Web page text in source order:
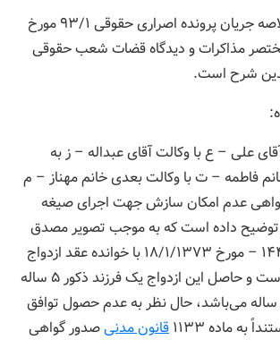
به گزارش مأوی، خلاصه جریان پرونده اصراری حقوقی ۹۳/۱ مورخ
مختصر مذاکرات و دیدگاه قضات شعب حقوقی
شرح است.
تاریخ ۱۷/۷/۸۹ آقای علی – ع با وکالت آقای عبداله – ز به
فاطمه – ت با وکالت بعدی خانم مهناز – م
عدم امکان سازش جهت اجرای صیغه
توضیح داده است که به موجب تصویر مصدق
عقدنامه شماره ۱۴۴۲۹ – مورخ ۱۸/۱/۱۳۷۳ با خوانده عقد ازدواج
دائم منعقد نموده است و حاصل این ازدواج یک فرزند ذکور ۵ ساله
و یک فرزند اناث ۱۴ ساله می‌باشد، حال نظر به عدم حصول توافق
به ماده ۱۱۳۳
قانون مدنیصدور گواهی